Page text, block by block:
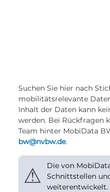
Suchen Sie hier nach
mobilitätsrelevante
Inhalt der Daten kann
werden. Bei Rückfragen
Team hinter MobiData
bw@nvbw.de.
⚠
Die von
Schnittstellen
weiterentwickelt.